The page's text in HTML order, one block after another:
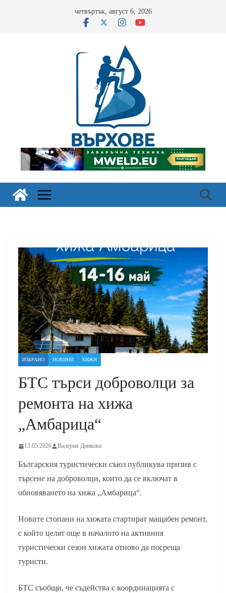
четвъртък, август 6, 2026
ИЗБРАНО НОВИНИ ХИЖИ
БТС търси доброволци за
ремонта на хижа
„Амбарица“
13.05.2026 Валерия Динкова
Българския туристически съюз публикува призив с
търсене на доброволци, които да се включат в
обновяването на хижа „Амбарица“.
Новите стопани на хижата стартират мащабен ремонт,
с който целят още в началото на активния
туристически сезон хижата отново да посреща
туристи.
БТС съобщи, че съдейства с координацията с